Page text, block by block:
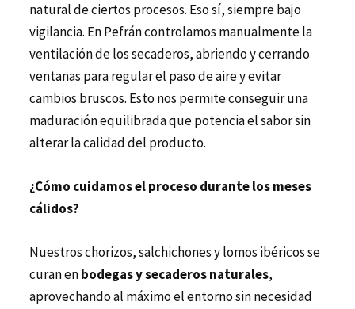
natural de ciertos procesos. Eso sí, siempre bajo
vigilancia. En Pefrán controlamos manualmente la
ventilación de los secaderos, abriendo y cerrando
ventanas para regular el paso de aire y evitar
cambios bruscos. Esto nos permite conseguir una
maduración equilibrada que potencia el sabor sin
alterar la calidad del producto.
¿Cómo cuidamos el proceso durante los meses
cálidos?
Nuestros chorizos, salchichones y lomos ibéricos se
curan enbodegas y secaderos naturales,
aprovechando al máximo el entorno sin necesidad